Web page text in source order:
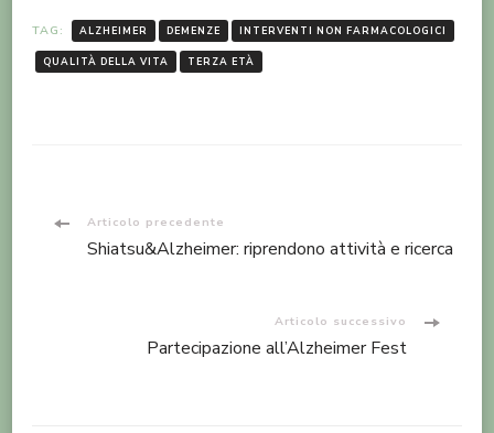
TAG: ALZHEIMER DEMENZE INTERVENTI NON FARMACOLOGICI
QUALITÀ DELLA VITA TERZA ETÀ
Navigazione
Articolo precedente
Shiatsu&Alzheimer: riprendono attività e ricerca
Articolo successivo
Partecipazione all’Alzheimer Fest